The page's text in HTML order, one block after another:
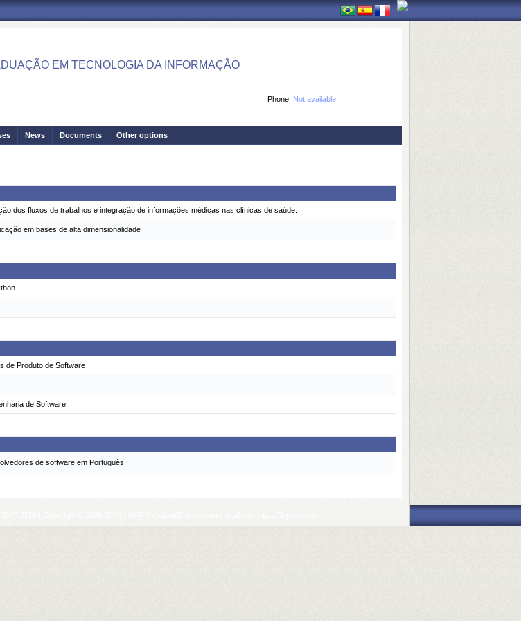
EM TECNOLOGIA DA INFORMAÇÃO
Phone: Not available
News Documents Other options
dos fluxos de trabalhos e integração de informações médicas nas clínicas de saúde.
em bases de alta dimensionalidade
de Produto de Software
de Software
de software em Português